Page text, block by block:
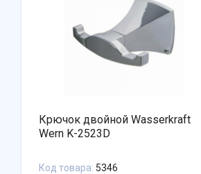
Крючок двойной Wasserkraft
Wern K-2523D
Код товара: 5346